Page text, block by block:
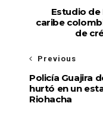
Estudio de
caribe
de
Previous
Policía Guajira
hurtó en un
Riohacha